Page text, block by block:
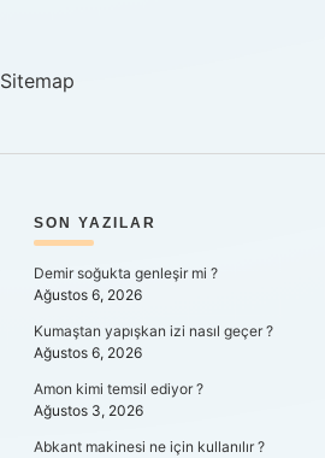
Sitemap
SIDEBAR
SON YAZILAR
Demir soğukta genleşir mi ?
Ağustos 6, 2026
Kumaştan yapışkan izi nasıl geçer ?
Ağustos 6, 2026
Amon kimi temsil ediyor ?
Ağustos 3, 2026
Abkant makinesi ne için kullanılır ?